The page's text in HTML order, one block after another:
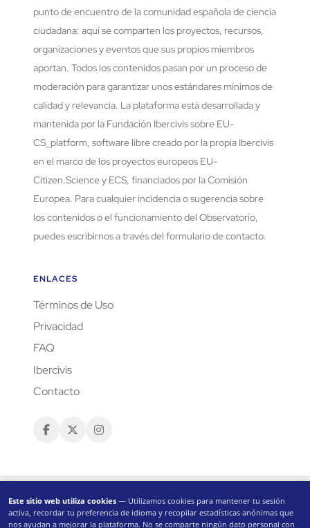
Este sitio web utiliza cookies — Utilizamos cookies para mantener tu sesión
activa, recordar tu preferencia de idioma y recopilar estadísticas anónimas que
nos ayudan a mejorar la plataforma. No se comparte ningún dato personal con
punto de encuentro de la comunidad española de ciencia
ciudadana: aquí se comparten los proyectos, recursos,
organizaciones y eventos que sus propios miembros
aportan. Todos los contenidos pasan por un proceso de
moderación para garantizar unos estándares mínimos de
calidad y relevancia. La plataforma está desarrollada y
mantenida por la Fundación Ibercivis sobre EU-
CS_platform, software libre creado por la propia Ibercivis
en el marco de los proyectos europeos EU-
Citizen.Science y ECS, financiados por la Comisión
Europea. Para cualquier incidencia o sugerencia sobre
los contenidos o el funcionamiento del Observatorio,
puedes escribirnos a través del formulario de contacto.
ENLACES
Términos de Uso
Privacidad
FAQ
Ibercivis
Contacto